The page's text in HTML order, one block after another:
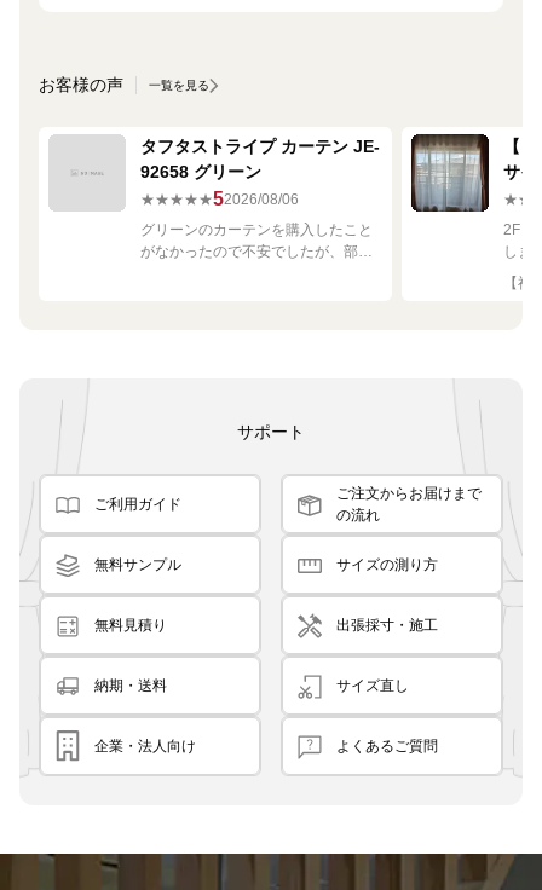
お客様の声 一覧を見る
タフタストライプ カーテン JE-
92658 グリーン
★★★★★52026/08/06
グリーンのカーテンを購入したこと
がなかったので不安でしたが、部屋
【
サイ
2Fリ
しま
し
で
【神
サポート
ご利用ガイド
ご注文からお届けまで
の流れ
無料サンプル サイズの測り方
無料見積り 出張採寸・施工
納期・送料 サイズ直し
企業・法人向け よくあるご質問